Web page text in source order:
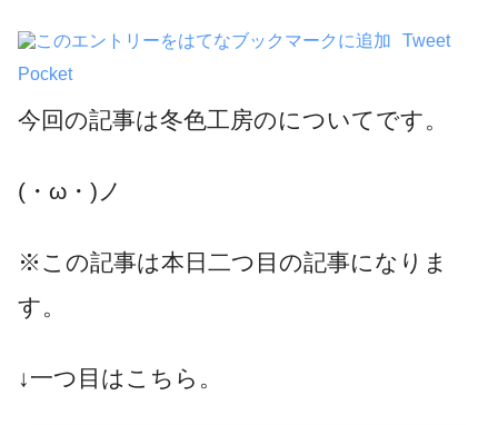
Tweet
Pocket
今回の記事は冬色工房のについてです。
(・ω・)ノ
※この記事は本日二つ目の記事になりま
す。
↓一つ目はこちら。